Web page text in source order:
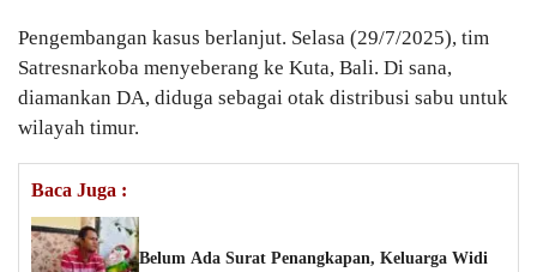
Pengembangan kasus berlanjut. Selasa (29/7/2025), tim
Satresnarkoba menyeberang ke Kuta, Bali. Di sana,
diamankan DA, diduga sebagai otak distribusi sabu untuk
wilayah timur.
Baca Juga :
Belum Ada Surat Penangkapan, Keluarga Widi